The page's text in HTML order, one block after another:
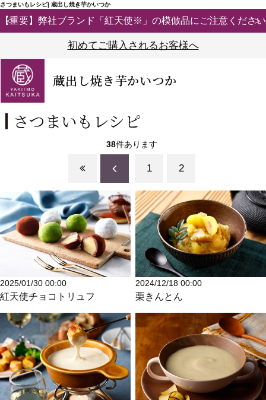
さつまいもレシピ| 蔵出し焼き芋かいつか
【重要】弊社ブランド「紅天使※」の模倣品にご注意ください
初めてご購入されるお客様へ
蔵出し焼き芋かいつか
さつまいもレシピ
38件あります
1 2
2025/01/30 00:00
紅天使チョコトリュフ
2024/12/18 00:00
栗きんとん